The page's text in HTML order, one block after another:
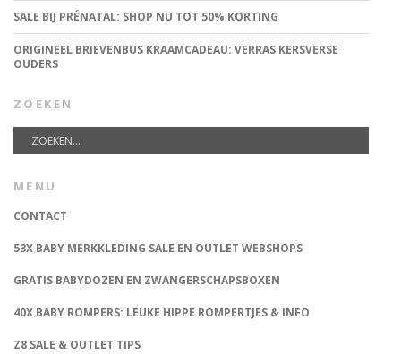
SALE BIJ PRÉNATAL: SHOP NU TOT 50% KORTING
ORIGINEEL BRIEVENBUS KRAAMCADEAU: VERRAS KERSVERSE
OUDERS
ZOEKEN
MENU
CONTACT
53X BABY MERKKLEDING SALE EN OUTLET WEBSHOPS
GRATIS BABYDOZEN EN ZWANGERSCHAPSBOXEN
40X BABY ROMPERS: LEUKE HIPPE ROMPERTJES & INFO
Z8 SALE & OUTLET TIPS